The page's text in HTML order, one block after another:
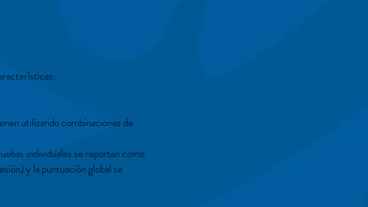
utilizando combinaciones de
individuales se reportan como
y la puntuación global se